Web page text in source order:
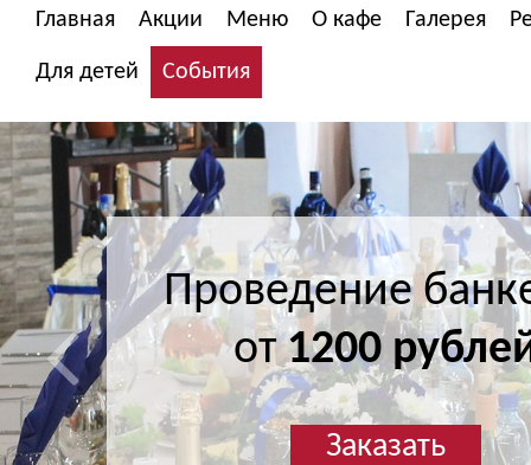
Главная Акции Меню О кафе Галерея
Для детей События
Проведение
от1200
Заказать
Проведение
от1200
Заказать